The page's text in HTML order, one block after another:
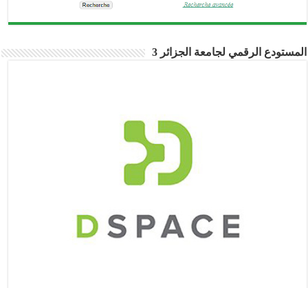
المستودع الرقمي لجامعة الجزائر 3